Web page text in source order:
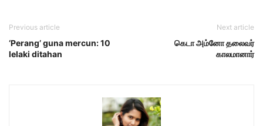
Previous article
‘Perang’ guna mercun: 10
lelaki ditahan
Next article
கெடா அம்னோ தலைவர்
காலமானார்